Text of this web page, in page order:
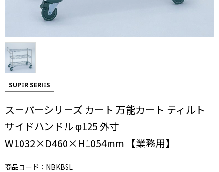
SUPER SERIES
スーパーシリーズ カート 万能カート ティルト
サイドハンドル φ125 外寸
W1032×D460×H1054mm 【業務用】
商品コード：NBKBSL